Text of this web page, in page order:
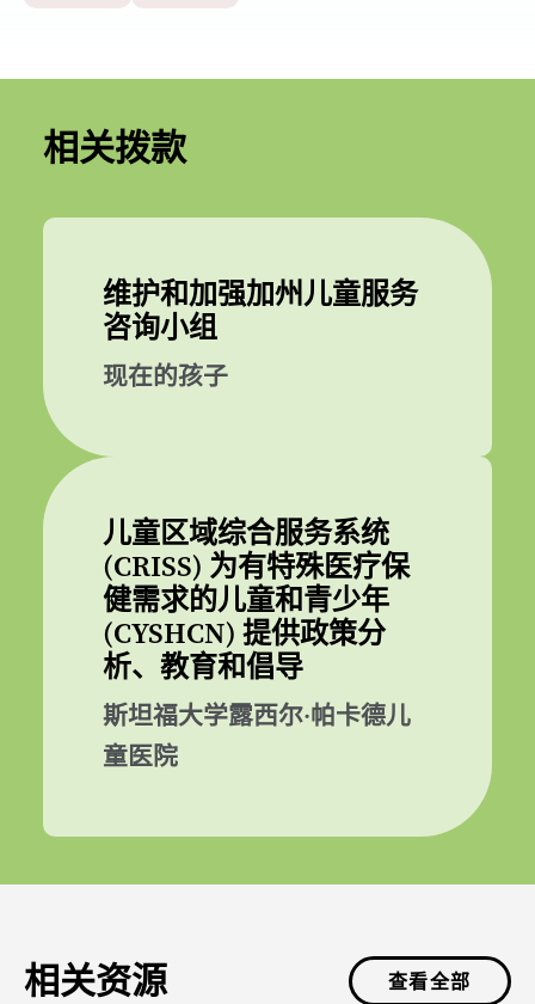
相关拨款
维护和加强加州儿童服务
咨询小组
现在的孩子
儿童区域综合服务系统
(CRISS) 为有特殊医疗保
健需求的儿童和青少年
(CYSHCN) 提供政策分
析、教育和倡导
斯坦福大学露西尔·帕卡德儿
童医院
相关资源 查看全部